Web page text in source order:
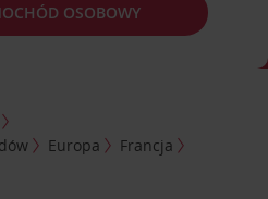
OSOBOWY
Europa
Francja